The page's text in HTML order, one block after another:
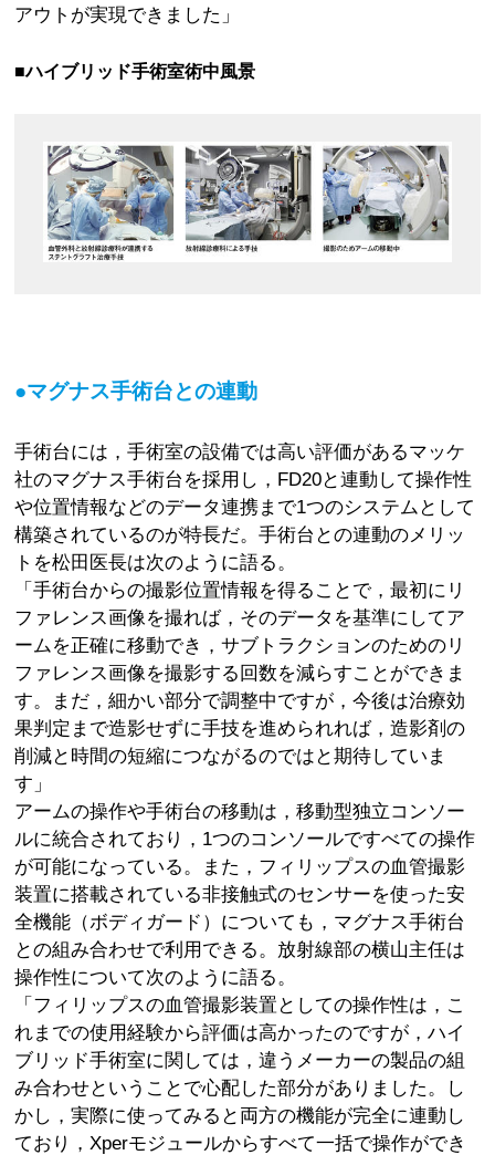
アウトが実現できました」
■ハイブリッド手術室術中風景
●マグナス手術台との連動
手術台には，手術室の設備では高い評価があるマッケ
社のマグナス手術台を採用し，FD20と連動して操作性
や位置情報などのデータ連携まで1つのシステムとして
構築されているのが特長だ。手術台との連動のメリッ
トを松田医長は次のように語る。
「手術台からの撮影位置情報を得ることで，最初にリ
ファレンス画像を撮れば，そのデータを基準にしてア
ームを正確に移動でき，サブトラクションのためのリ
ファレンス画像を撮影する回数を減らすことができま
す。まだ，細かい部分で調整中ですが，今後は治療効
果判定まで造影せずに手技を進められれば，造影剤の
削減と時間の短縮につながるのではと期待していま
す」
アームの操作や手術台の移動は，移動型独立コンソー
ルに統合されており，1つのコンソールですべての操作
が可能になっている。また，フィリップスの血管撮影
装置に搭載されている非接触式のセンサーを使った安
全機能（ボディガード）についても，マグナス手術台
との組み合わせで利用できる。放射線部の横山主任は
操作性について次のように語る。
「フィリップスの血管撮影装置としての操作性は，こ
れまでの使用経験から評価は高かったのですが，ハイ
ブリッド手術室に関しては，違うメーカーの製品の組
み合わせということで心配した部分がありました。し
かし，実際に使ってみると両方の機能が完全に連動し
ており，Xperモジュールからすべて一括で操作ができ